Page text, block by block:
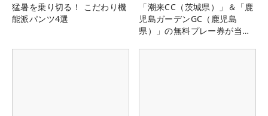
猛暑を乗り切る！ こだわり機
能派パンツ4選
「潮来CC（茨城県）」＆「鹿
児島ガーデンGC（鹿児島
県）」の無料プレー券が当た